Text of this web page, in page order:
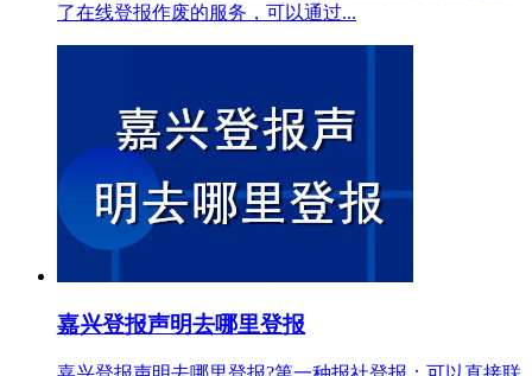
了在线登报作废的服务，可以通过...
嘉兴登报声明去哪里登报